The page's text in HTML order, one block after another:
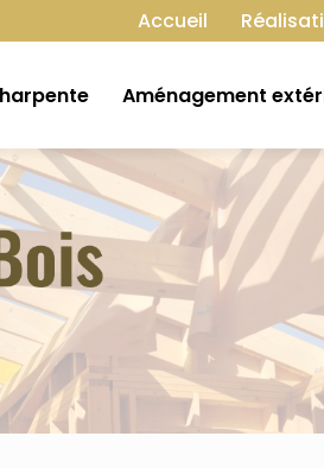
Navigation secondaire
Accueil
Isolation
Aménagement